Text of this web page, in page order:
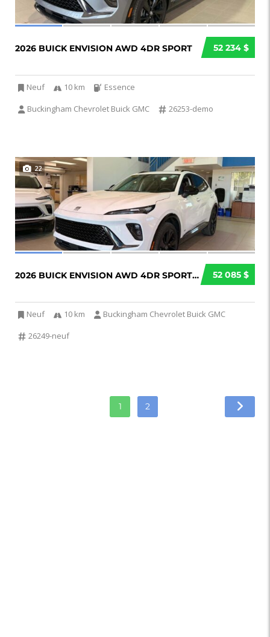
52 234 $
2026 BUICK ENVISION AWD 4DR SPORT
Neuf 10 km
Essence
Buckingham Chevrolet Buick GMC
26253-demo
22
52 085 $
2026 BUICK ENVISION AWD 4DR SPORT TOURING...
Neuf 10 km
Buckingham Chevrolet Buick GMC
26249-neuf
1 2